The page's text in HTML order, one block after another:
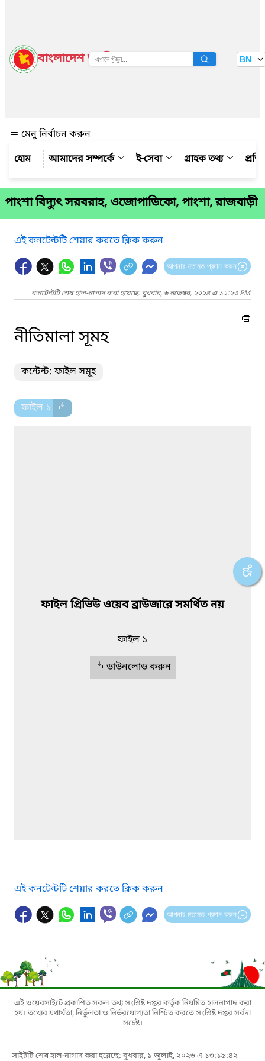
বাংলাদেশ জাতীয় তথ্য বাতায়ন BN
মেনু নির্বাচন করুন
আমাদের সম্পর্কে
ই-সেবা গ্রাহক তথ্য
পাংশা বিদ্যুৎ সরবরাহ, ওজোপাডিকো, পাংশা, রাজবাড়ী
এই কনটেন্টটি শেয়ার করতে ক্লিক করুন
আপনার মতামত প্রদান করুন
কনটেন্টটি শেষ হাল-নাগাদ করা হয়েছে: বুধবার, ৬ নভেম্বর, ২০২৪ এ ১২:২৩ PM
নীতিমালা সূমহ
কন্টেন্ট: ফাইল সমূহ
ফাইল ১
ফাইল প্রিভিউ ওয়েব ব্রাউজারে সমর্থিত নয়
ফাইল ১
ডাউনলোড করুন
এই কনটেন্টটি শেয়ার করতে ক্লিক করুন
আপনার মতামত প্রদান করুন
এই ওয়েবসাইটে প্রকাশিত সকল তথ্য সংশ্লিষ্ট দপ্তর কর্তৃক নিয়মিত হালনাগাদ করা
হয়। তথ্যের যথার্থতা, নির্ভুলতা ও নির্ভরযোগ্যতা নিশ্চিত করতে সংশ্লিষ্ট দপ্তর সর্বদা
সচেষ্ট।
সাইটটি শেষ হাল-নাগাদ করা হয়েছে: বুধবার, ১ জুলাই, ২০২৬ এ ১৩:১৯:৪২